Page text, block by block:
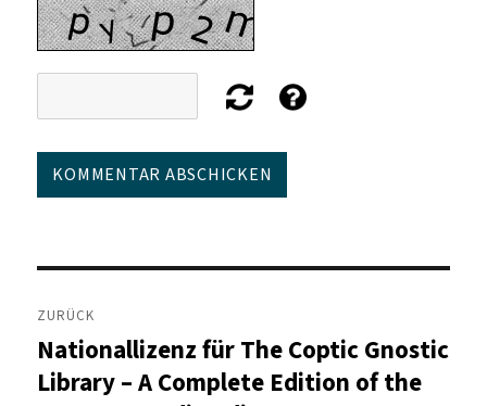
Beitragsnavigation
ZURÜCK
Vorheriger
Beitrag:
Nationallizenz für The Coptic Gnostic
Library – A Complete Edition of the